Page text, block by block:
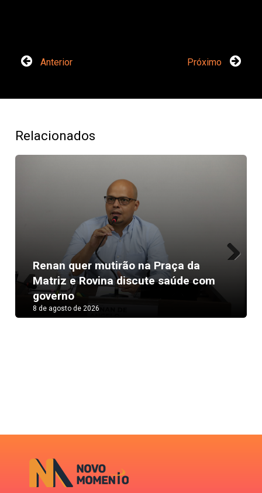
Anterior Próximo
Relacionados
Renan quer mutirão na Praça da
Matriz e Rovina discute saúde com
governo
8 de agosto de 2026